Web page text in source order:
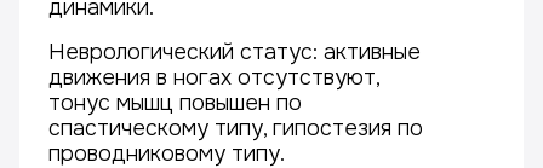
динамики.
Неврологический статус: активные
движения в ногах отсутствуют,
тонус мышц повышен по
спастическому типу, гипостезия по
проводниковому типу.